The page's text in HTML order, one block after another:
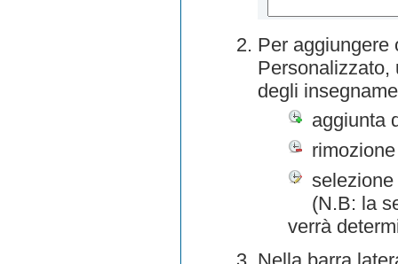
Per aggiungere
Personalizzato,
degli
aggiunta
(N.B: la
verrà